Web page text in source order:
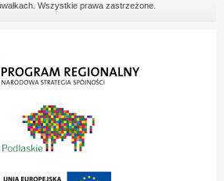
Wszystkie prawa zastrzeżone.